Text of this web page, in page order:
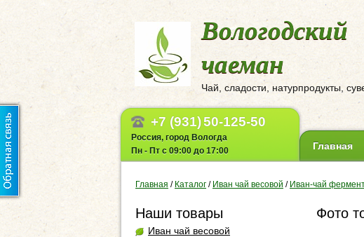
Вологодский
чаеман
Чай, сладости, натурпродукты,
+7 (931)50-125-50
Россия, город Вологда
Пн - Пт с 09:00 до 17:00
Главная
Главная / Каталог / Иван чай весовой / Иван-чай
Наши товары
Иван чай весовой
Фото